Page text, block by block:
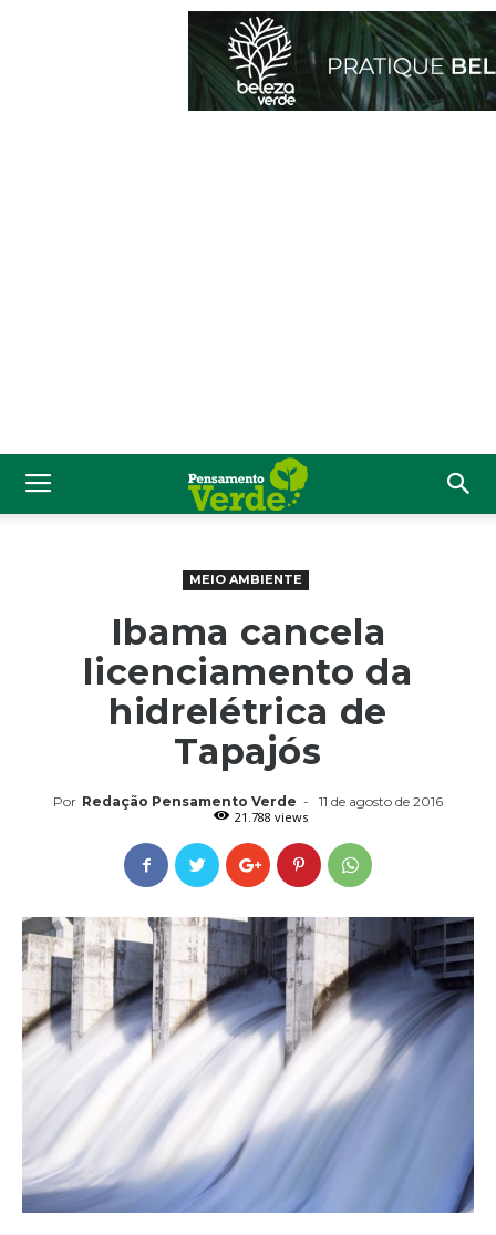
MEIO AMBIENTE
Ibama cancela
licenciamento da
hidrelétrica de
Tapajós
Por Redação Pensamento Verde -
11 de agosto de 2016
21.788 views